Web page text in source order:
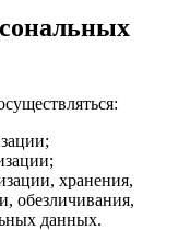
хранения,
обезличивания,
данных.